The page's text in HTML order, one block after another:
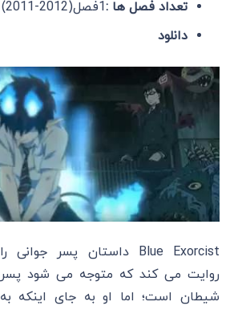
تعداد فصل ها :1فصل(2012-2011)
دانلود
Blue Exorcist داستان پسر جوانی را
روایت می کند که متوجه می شود پسر
شیطان است؛ اما او به جای اینکه به